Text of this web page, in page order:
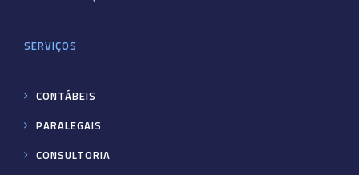
SERVIÇOS
CONTÁBEIS
PARALEGAIS
CONSULTORIA